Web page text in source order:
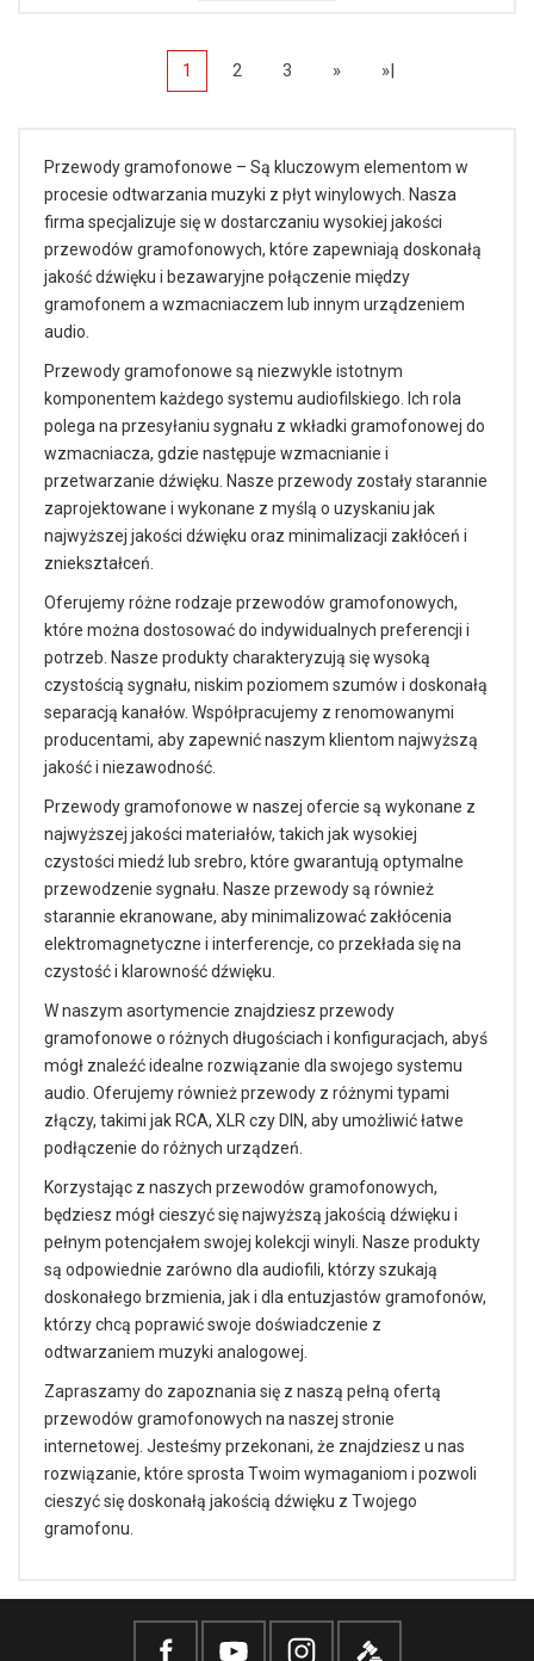
1 2 3 » »|
Przewody gramofonowe – Są kluczowym elementom w
procesie odtwarzania muzyki z płyt winylowych. Nasza
firma specjalizuje się w dostarczaniu wysokiej jakości
przewodów gramofonowych, które zapewniają doskonałą
jakość dźwięku i bezawaryjne połączenie między
gramofonem a wzmacniaczem lub innym urządzeniem
audio.
Przewody gramofonowe są niezwykle istotnym
komponentem każdego systemu audiofilskiego. Ich rola
polega na przesyłaniu sygnału z wkładki gramofonowej do
wzmacniacza, gdzie następuje wzmacnianie i
przetwarzanie dźwięku. Nasze przewody zostały starannie
zaprojektowane i wykonane z myślą o uzyskaniu jak
najwyższej jakości dźwięku oraz minimalizacji zakłóceń i
zniekształceń.
Oferujemy różne rodzaje przewodów gramofonowych,
które można dostosować do indywidualnych preferencji i
potrzeb. Nasze produkty charakteryzują się wysoką
czystością sygnału, niskim poziomem szumów i doskonałą
separacją kanałów. Współpracujemy z renomowanymi
producentami, aby zapewnić naszym klientom najwyższą
jakość i niezawodność.
Przewody gramofonowe w naszej ofercie są wykonane z
najwyższej jakości materiałów, takich jak wysokiej
czystości miedź lub srebro, które gwarantują optymalne
przewodzenie sygnału. Nasze przewody są również
starannie ekranowane, aby minimalizować zakłócenia
elektromagnetyczne i interferencje, co przekłada się na
czystość i klarowność dźwięku.
W naszym asortymencie znajdziesz przewody
gramofonowe o różnych długościach i konfiguracjach, abyś
mógł znaleźć idealne rozwiązanie dla swojego systemu
audio. Oferujemy również przewody z różnymi typami
złączy, takimi jak RCA, XLR czy DIN, aby umożliwić łatwe
podłączenie do różnych urządzeń.
Korzystając z naszych przewodów gramofonowych,
będziesz mógł cieszyć się najwyższą jakością dźwięku i
pełnym potencjałem swojej kolekcji winyli. Nasze produkty
są odpowiednie zarówno dla audiofili, którzy szukają
doskonałego brzmienia, jak i dla entuzjastów gramofonów,
którzy chcą poprawić swoje doświadczenie z
odtwarzaniem muzyki analogowej.
Zapraszamy do zapoznania się z naszą pełną ofertą
przewodów gramofonowych na naszej stronie
internetowej. Jesteśmy przekonani, że znajdziesz u nas
rozwiązanie, które sprosta Twoim wymaganiom i pozwoli
cieszyć się doskonałą jakością dźwięku z Twojego
gramofonu.